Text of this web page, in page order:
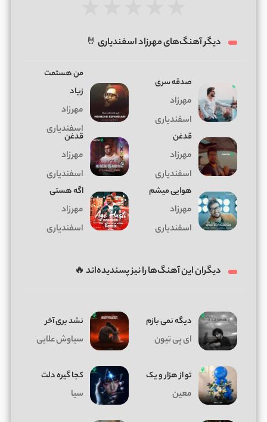
دیگر آهنگ‌های مهرزاد اسفندیاری 🤘
صدقه سری
مهرزاد
اسفندیاری
من هستمت
زیاد
مهرزاد
اسفندیاری
قدغن
مهرزاد
اسفندیاری
قدغن
مهرزاد
اسفندیاری
هوایی میشم
مهرزاد
اسفندیاری
اگه هستی
مهرزاد
اسفندیاری
دیگران این آهنگ‌ها را نیز پسندیده‌اند 🔥
دیگه نمی بازم
ای پی تیون
نشد بری آخر
سیاوش علایی
تو از هزار و یک
معین
کجا گیره دلت
سیا